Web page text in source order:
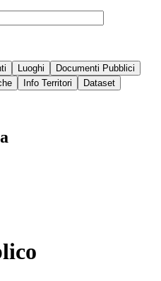
Luoghi
Documenti Pubblici
Info Territori Dataset